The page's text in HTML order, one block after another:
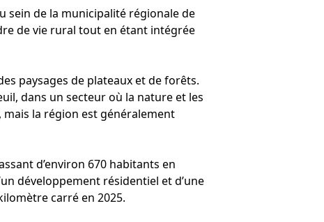
sein de la municipalité régionale de
de vie rural tout en étant intégrée
paysages de plateaux et de forêts.
dans un secteur où la nature et les
la région est généralement
d’environ 670 habitants en
développement résidentiel et d’une
carré en 2025.